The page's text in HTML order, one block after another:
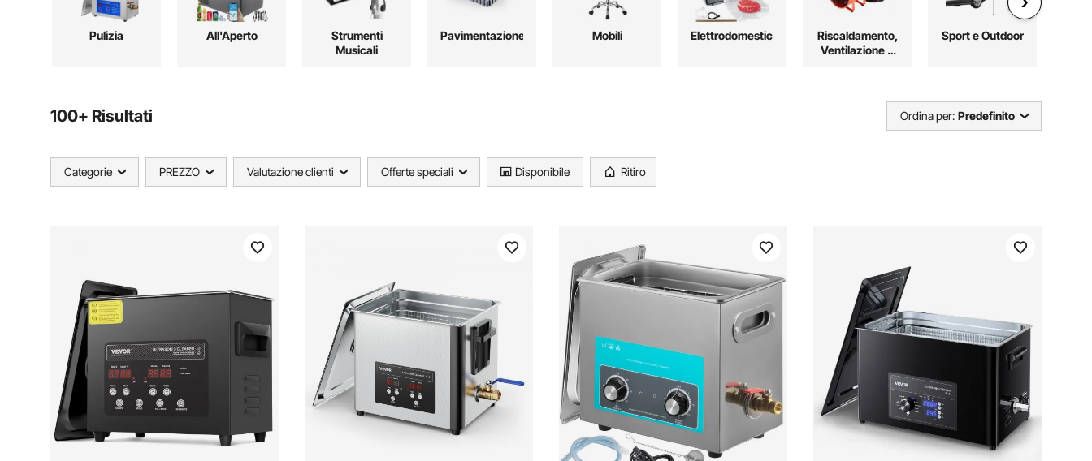
Pulizia All'Aperto
Strumenti
Musicali
Pavimentazione Mobili Elettrodomestici
Riscaldamento,
Ventilazione e
Sport e Outdoor
100+ Risultati Ordina per: Predefinito
Categorie PREZZO Valutazione clienti Offerte speciali Disponibile Ritiro